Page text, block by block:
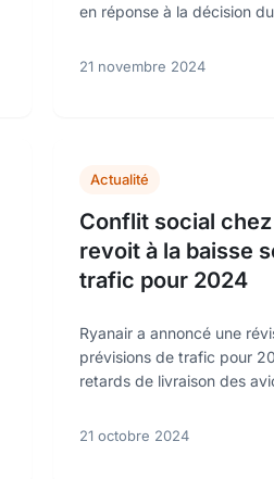
en réponse à la décision
21 novembre 2024
Actualité
Conflit social
revoit à la baisse
trafic pour 2024
Ryanair a annoncé une
prévisions de trafic pour
retards de livraison des
21 octobre 2024